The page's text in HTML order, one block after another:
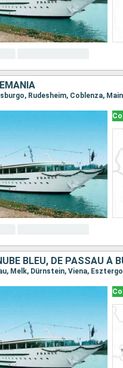
Rudesheim, Coblenza,
BLEU, DE PASSAU À